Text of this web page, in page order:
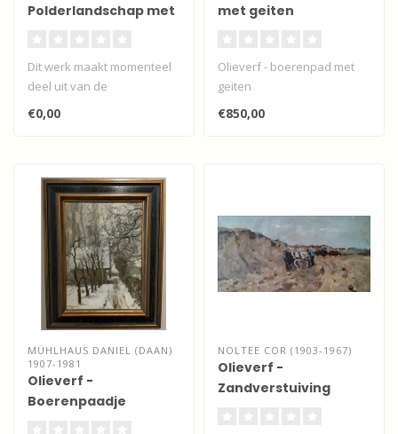
Polderlandschap met
Dit werk maakt momenteel
deel uit van de
wisselexpositie "Dordtse
kunstenaars" b..
€0,00
met geiten
Olieverf - boerenpad met
geiten
€850,00
MÜHLHAUS DANIEL (DAAN)
1907-1981
Olieverf -
Boerenpaadje
NOLTEE COR (1903-1967)
Olieverf -
Zandverstuiving